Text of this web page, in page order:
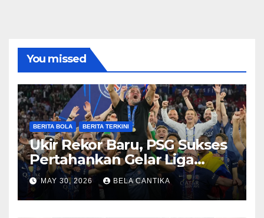
You missed
BERITA BOLA BERITA TERKINI
Ukir Rekor Baru, PSG Sukses
Pertahankan Gelar Liga
Champions
MAY 30, 2026 BELA CANTIKA